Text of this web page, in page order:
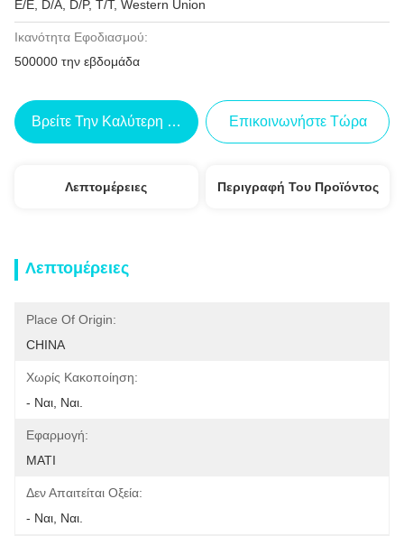
Ε/Ε, D/A, D/P, T/T, Western Union
Ικανότητα Εφοδιασμού:
500000 την εβδομάδα
Βρείτε Την Καλύτερη Τιμή Επικοινωνήστε Τώρα
Λεπτομέρειες Περιγραφή Του Προϊόντος
Λεπτομέρειες
Place Of Origin:
CHINA
Χωρίς Κακοποίηση:
- Ναι, Ναι.
Εφαρμογή:
ΜΑΤΙ
Δεν Απαιτείται Οξεία:
- Ναι, Ναι.